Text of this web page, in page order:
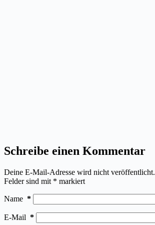
Schreibe einen Kommentar
Deine E-Mail-Adresse wird nicht veröffentlicht.
Felder sind mit * markiert
Name *
E-Mail *